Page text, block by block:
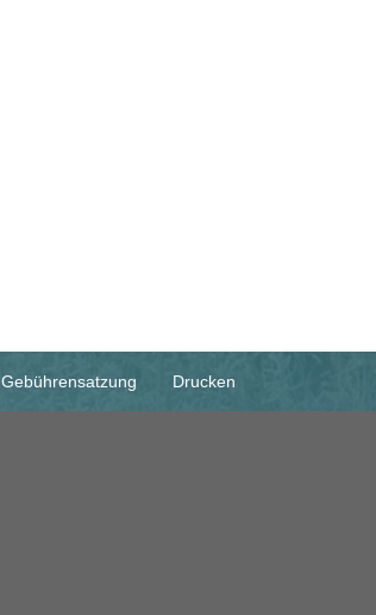
Gebührensatzung Drucken